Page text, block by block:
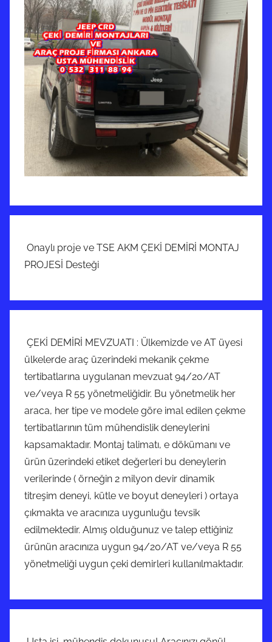
Onaylı proje ve TSE AKM ÇEKİ DEMİRİ MONTAJ
PROJESİ Desteği
ÇEKİ DEMİRİ MEVZUATI : Ülkemizde ve AT üyesi
ülkelerde araç üzerindeki mekanik çekme
tertibatlarına uygulanan mevzuat 94/20/AT
ve/veya R 55 yönetmeliğidir. Bu yönetmelik her
araca, her tipe ve modele göre imal edilen çekme
tertibatlarının tüm mühendislik deneylerini
kapsamaktadır. Montaj talimatı, e dökümanı ve
ürün üzerindeki etiket değerleri bu deneylerin
verilerinde ( örneğin 2 milyon devir dinamik
titreşim deneyi, kütle ve boyut deneyleri ) ortaya
çıkmakta ve aracınıza uygunluğu tevsik
edilmektedir. Almış olduğunuz ve talep ettiğiniz
ürünün aracınıza uygun 94/20/AT ve/veya R 55
yönetmeliği uygun çeki demirleri kullanılmaktadır.